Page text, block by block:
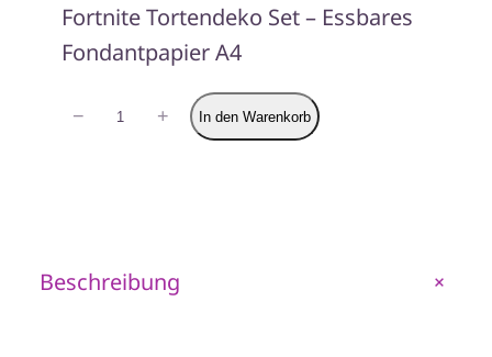
Fortnite Tortendeko Set – Essbares
Fondantpapier A4
Tortenaufleger
Tortendeko
− + In den Warenkorb
Beschreibung +